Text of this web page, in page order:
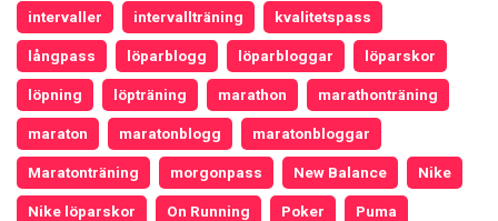
intervaller intervallträning kvalitetspass
långpass löparblogg löparbloggar löparskor
löpning löpträning marathon marathonträning
maraton maratonblogg maratonbloggar
Maratonträning morgonpass New Balance Nike
Nike löparskor On Running Poker Puma